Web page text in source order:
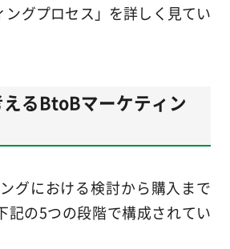
ングプロセス」を詳しく見てい
るBtoBマーケティン
グにおける検討から購入まで
記の5つの段階で構成されてい